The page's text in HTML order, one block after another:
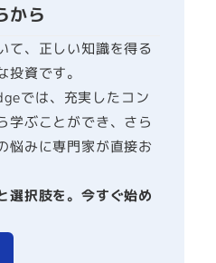
から
て、正しい知識を得る
資です。
では、充実したコン
学ぶことができ、さら
悩みに専門家が直接お
選択肢を。今すぐ始め